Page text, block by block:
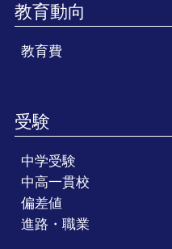
教育動向
教育費
受験
中学受験
中高一貫校
偏差値
進路・職業